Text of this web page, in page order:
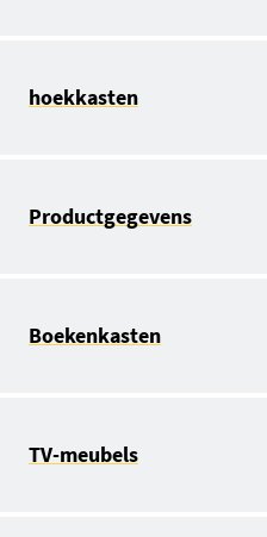
hoekkasten
Productgegevens
Boekenkasten
TV-meubels